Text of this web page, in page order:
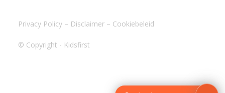
© Copyright - Kidsfirst
Privacy Policy – Disclaimer – Cookiebeleid